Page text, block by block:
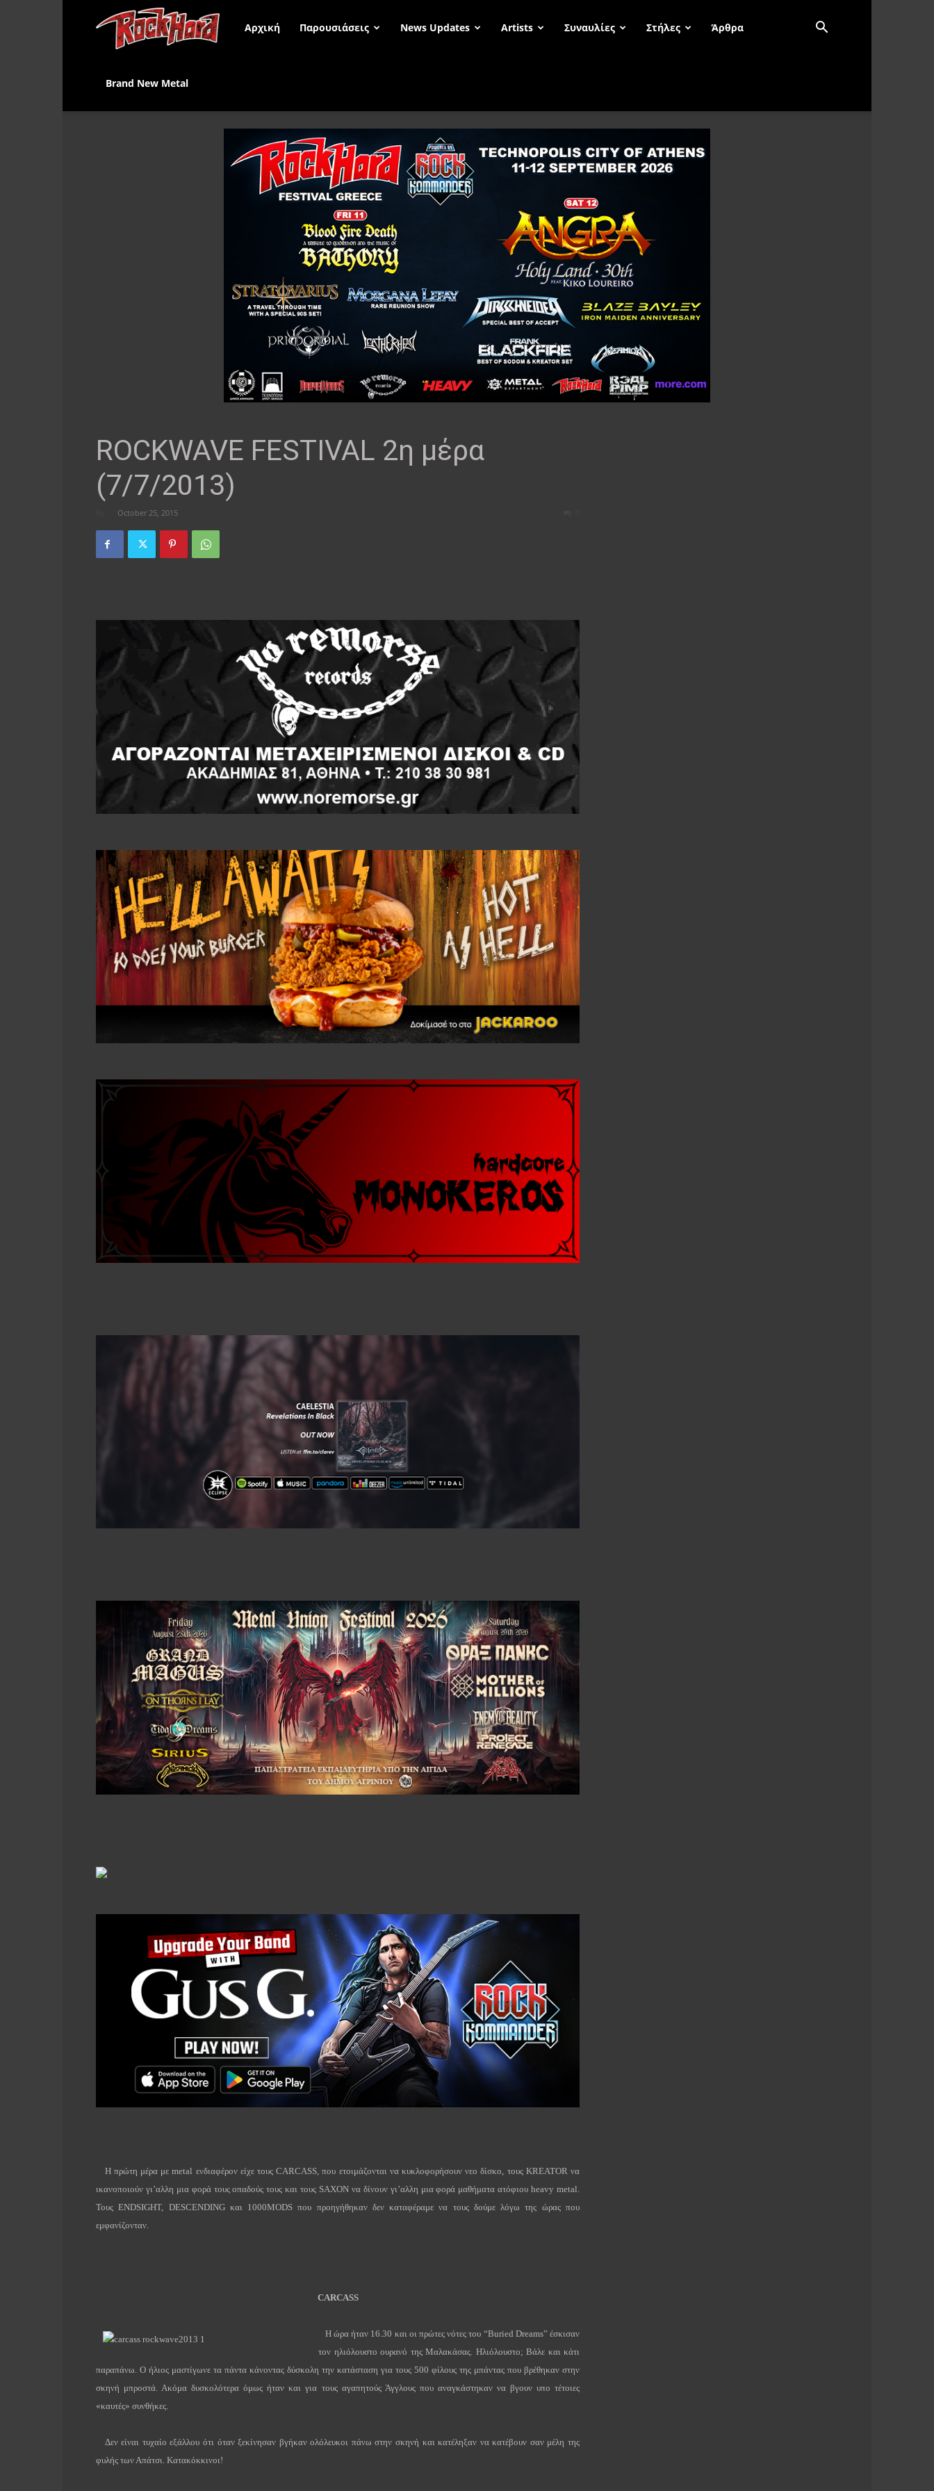
Rock
Αρχική Παρουσιάσεις News Updates Artists Συναυλίες Στήλες Άρθρα
Brand New Metal
ROCKWAVE FESTIVAL 2η μέρα
(7/7/2013)
October 25, 2015
Η πρώτη μέρα με metal ενδιαφέρον είχε τους CARCASS, που ετοιμάζονται να κυκλοφορήσουν νεο δίσκο, τους KREATOR να
ικανοποιούν γι’αλλη μια φορά τους οπαδούς τους και τους SAXON να δίνουν γι’αλλη μια φορά μαθήματα ατόφιου heavy metal.
Τους ENDSIGHT, DESCENDING και 1000MODS που προηγήθηκαν δεν καταφέραμε να τους δούμε λόγω της ώρας που
εμφανίζονταν.
CARCASS
Η ώρα ήταν 16.30 και οι πρώτες νότες του “Buried Dreams” έσκισαν
τον ηλιόλουστο ουρανό της Μαλακάσας. Ηλιόλουστο; Βάλε και κάτι
παραπάνω. Ο ήλιος μαστίγωνε τα πάντα κάνοντας δύσκολη την κατάσταση για τους 500 φίλους της μπάντας που βρέθηκαν στην
σκηνή μπροστά. Ακόμα δυσκολότερα όμως ήταν και για τους αγαπητούς Άγγλους που αναγκάστηκαν να βγουν υπο τέτοιες
«καυτές» συνθήκες.
Δεν είναι τυχαίο εξάλλου ότι όταν ξεκίνησαν βγήκαν ολόλευκοι πάνω στην σκηνή και κατέληξαν να κατέβουν σαν μέλη της
φυλής των Απάτσι. Κατακόκκινοι!